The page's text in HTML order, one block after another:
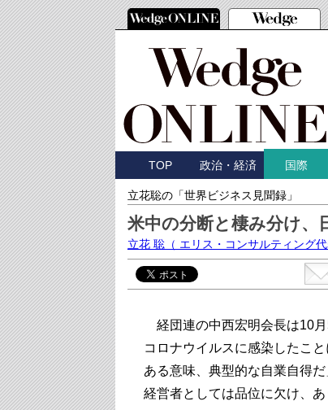
TOP 政治・経済 国際
立花聡の「世界ビジネス見聞録」
米中の分断と棲み分け、
立花 聡 （ エリス・コンサルティング
経団連の中西宏明会長は10
コロナウイルスに感染したこ
ある意味、典型的な自業自得
経営者としては品位に欠け、